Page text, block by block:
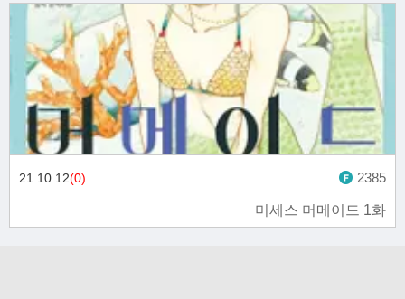
미세스 머메이드 1화
21.10.12(0) 2385